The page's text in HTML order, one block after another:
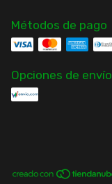
Métodos de pago
Opciones de envío